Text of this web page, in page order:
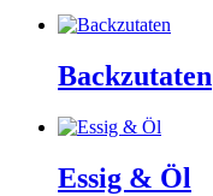
Backzutaten
Essig & Öl